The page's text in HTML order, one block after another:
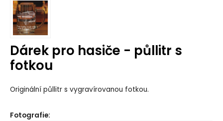
Dárek pro hasiče - půllitr s
fotkou
Originální půllitr s vygravírovanou fotkou.
Fotografie: